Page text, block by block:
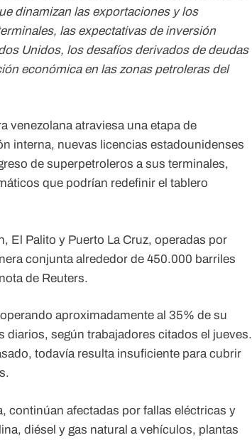
dinamizan las exportaciones y los
las expectativas de inversión
Unidos, los desafíos derivados de deudas
económica en las zonas petroleras del
venezolana atraviesa una etapa de
interna, nuevas licencias estadounidenses
de superpetroleros a sus terminales,
que podrían redefinir el tablero
El Palito y Puerto La Cruz, operadas por
conjunta alrededor de 450.000 barriles
de Reuters.
aproximadamente al 35% de su
según trabajadores citados el jueves.
todavía resulta insuficiente para cubrir
continúan afectadas por fallas eléctricas y
diésel y gas natural a vehículos, plantas